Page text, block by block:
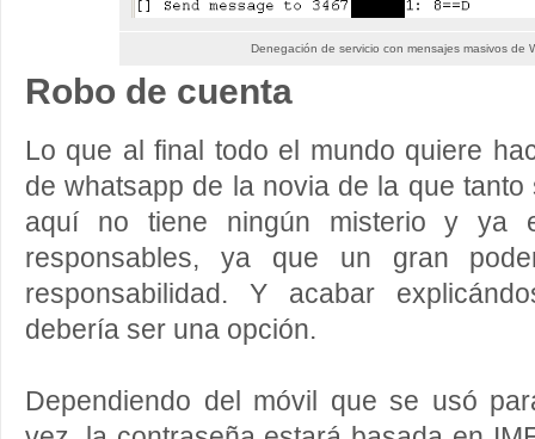
Denegación de servicio con mensajes masivos de
Robo de cuenta
Lo que al final todo el mundo quiere
de whatsapp de la novia de la que
aquí no tiene ningún misterio y ya
responsables, ya que un gran
responsabilidad. Y acabar
debería ser una opción.
Dependiendo del móvil que se usó